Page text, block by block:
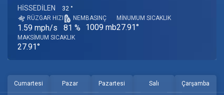
HISSEDILEN
32 °
RÜZGAR HIZI
1.59 mph/s
NEM
81 %
BASINÇ
1009 mb
MINUMUM SICAKLIK
27.91°
MAKSIMUM SICAKLIK
27.91°
Cumartesi Pazar Pazartesi Salı Çarşamba